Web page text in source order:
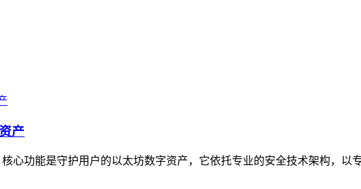
产
心功能是守护用户的以太坊数字资产，它依托专业的安全技术架构，以